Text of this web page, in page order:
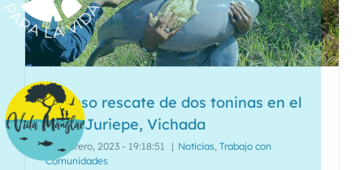
Exitoso rescate de dos toninas en el
caño Juriepe, Vichada
20 febrero, 2023 - 19:18:51 | Noticias, Trabajo con
Comunidades